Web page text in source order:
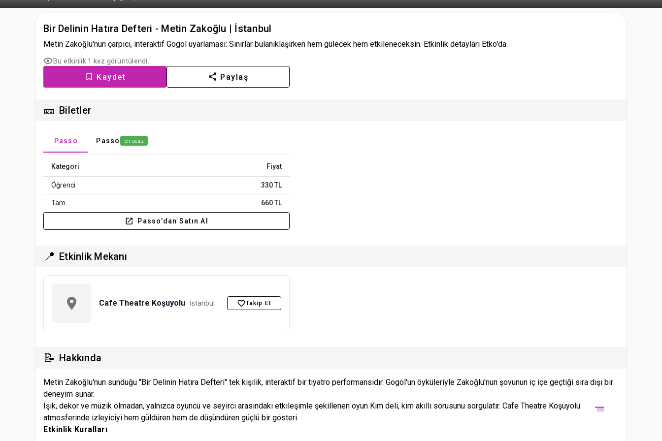
Bir Delinin Hatıra Defteri - Metin Zakoğlu | İstanbul
Metin Zakoğlu'nun çarpıcı, interaktif Gogol uyarlaması: Sınırlar bulanıklaşırken hem gülecek hem etkileneceksin. Etkinlik detayları Etko'da.
Bu etkinlik 1 kez görüntülendi.
Kaydet Paylaş
🎫 Biletler
Passo Passo en ucuz
Kategori Fiyat
Öğrenci 330 TL
Tam 660 TL
Passo'dan Satın Al
📍 Etkinlik Mekanı
Cafe Theatre Koşuyolu · İstanbul Takip Et
📝 Hakkında
Metin Zakoğlu'nun sunduğu "Bir Delinin Hatıra Defteri" tek kişilik, interaktif bir tiyatro performansıdır. Gogol'un öyküleriyle Zakoğlu'nun şovunun iç içe geçtiği sıra dışı bir
deneyim sunar.
Işık, dekor ve müzik olmadan, yalnızca oyuncu ve seyirci arasındaki etkileşimle şekillenen oyun Kim deli, kim akıllı sorusunu sorgulatır. Cafe Theatre Koşuyolu
atmosferinde izleyiciyi hem güldüren hem de düşündüren güçlü bir gösteri.
Etkinlik Kuralları